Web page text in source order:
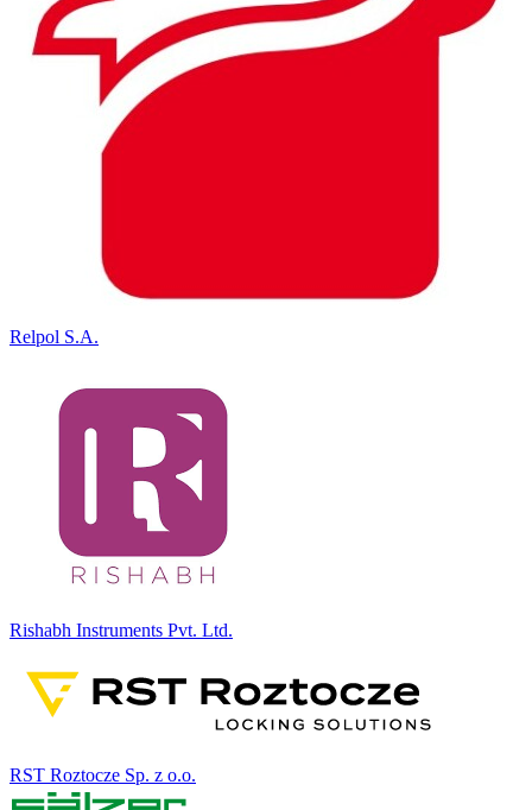
Relpol S.A.
Rishabh Instruments Pvt. Ltd.
RST Roztocze Sp. z o.o.